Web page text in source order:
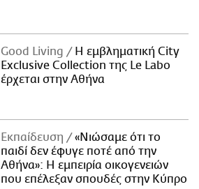
Good Living
Η εμβληματική City
Exclusive Collection της Le Labo
έρχεται στην Αθήνα
Εκπαίδευση
«Νιώσαμε ότι το
παιδί δεν έφυγε ποτέ από την
Αθήνα»: Η εμπειρία οικογενειών
που επέλεξαν σπουδές στην Κύπρο